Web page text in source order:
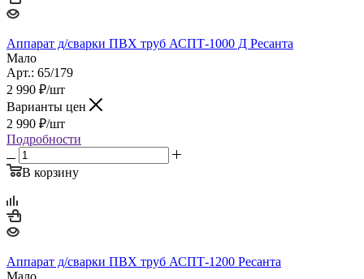
Аппарат д/сварки ПВХ труб АСПТ-1000 Д Ресанта
Мало
Арт.: 65/179
2 990 ₽/шт
Варианты цен
2 990 ₽/шт
Подробности
В корзину
Аппарат д/сварки ПВХ труб АСПТ-1200 Ресанта
Мало